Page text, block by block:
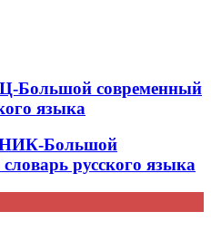
Большой современный
языка
Большой
русского языка